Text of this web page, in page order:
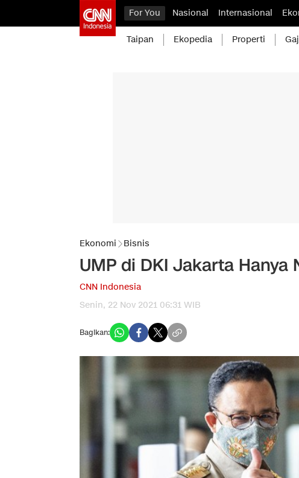
For You Nasional Internasional
Taipan Ekopedia Properti
Ekonomi Bisnis
UMP di DKI Jakarta Hanya
CNN Indonesia
Senin, 22 Nov 2021 06:31 WIB
Bagikan: